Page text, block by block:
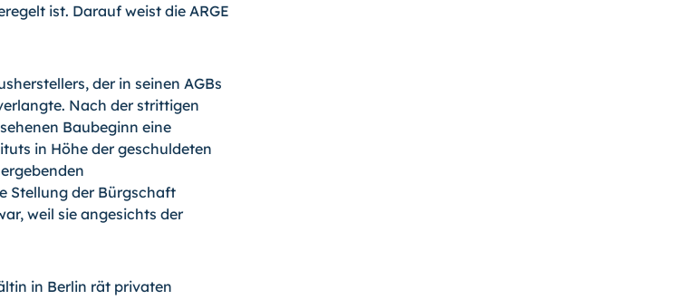
ist. Darauf weist die ARGE
der in seinen AGBs
Nach der strittigen
Baubeginn eine
in Höhe der geschuldeten
Stellung der Bürgschaft
weil sie angesichts der
in Berlin rät privaten